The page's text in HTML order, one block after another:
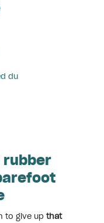
du
rubber
to give up that